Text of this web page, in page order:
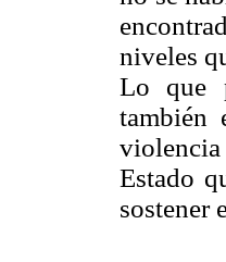
niveles
Lo que
también
Estado
sostener